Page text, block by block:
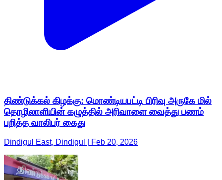
திண்டுக்கல் கிழக்கு: மொண்டியபட்டி பிரிவு அருகே மில்
தொழிலாளியின் கழுத்தில் அரிவாளை வைத்து பணம்
பறித்த வாலிபர் கைது
Dindigul East, Dindigul | Feb 20, 2026